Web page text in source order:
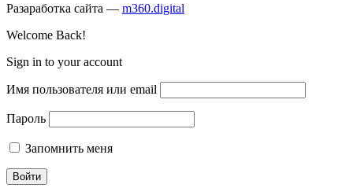
Разаработка сайта — m360.digital
Welcome Back!
Sign in to your account
Имя пользователя или email
Пароль
Запомнить меня